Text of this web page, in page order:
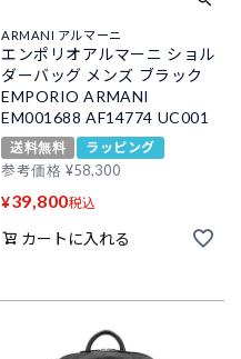
ARMANI アルマーニ
エンポリオアルマーニ ショル
ダーバッグ メンズ ブラック
EMPORIO ARMANI
EM001688 AF14774 UC001
送料無料
ラッピング
参考価格 ¥58,300
¥39,800税込
カートに入れる